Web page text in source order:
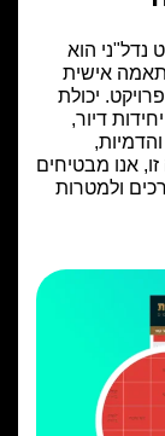
נדל"ני הוא
אישית
יכולת
דיור,
אנו מבטיחים
ולמטרות